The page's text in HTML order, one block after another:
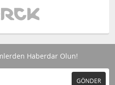
Haberdar Olun!
GÖNDER